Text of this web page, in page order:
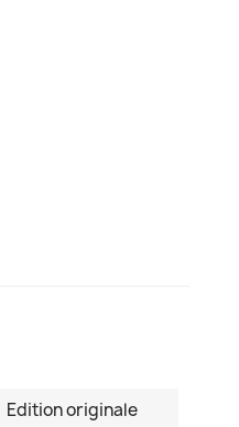
Edition originale